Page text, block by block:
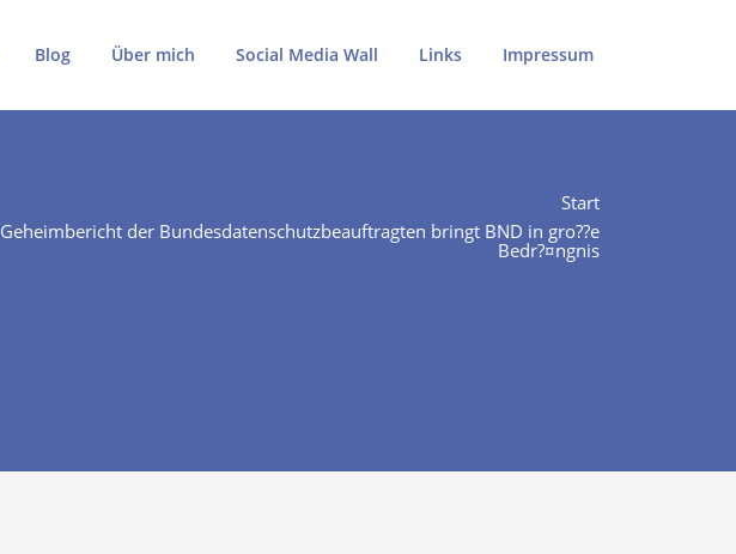
Blog Über mich Social Media Wall Links Impressum
Start
Geheimbericht der Bundesdatenschutzbeauftragten bringt BND in gro??e
Bedr?¤ngnis